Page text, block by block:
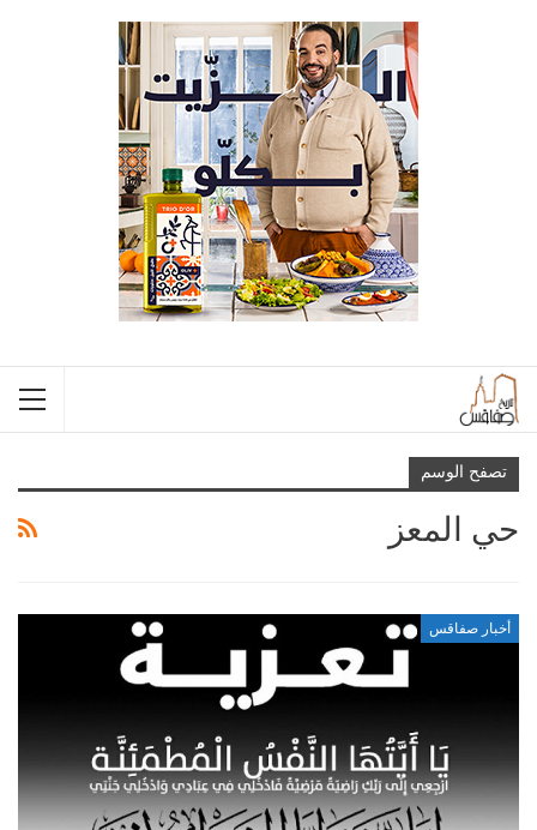
تصفح الوسم
حي المعز
أخبار صفاقس